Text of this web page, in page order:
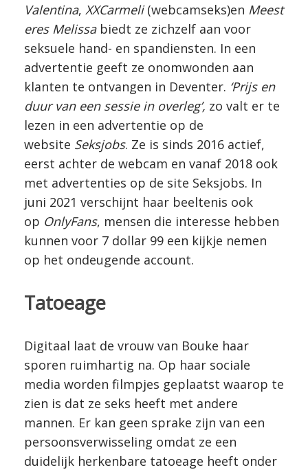
Valentina, XXCarmeli(webcamseks)en Meest
eres Melissabiedt ze zichzelf aan voor
seksuele hand- en spandiensten. In een
advertentie geeft ze onomwonden aan
klanten te ontvangen in Deventer. ‘Prijs en
duur van een sessie in overleg’, zo valt er te
lezen in een advertentie op de
website Seksjobs. Ze is sinds 2016 actief,
eerst achter de webcam en vanaf 2018 ook
met advertenties op de site Seksjobs. In
juni 2021 verschijnt haar beeltenis ook
op OnlyFans, mensen die interesse hebben
kunnen voor 7 dollar 99 een kijkje nemen
op het ondeugende account.
Tatoeage
Digitaal laat de vrouw van Bouke haar
sporen ruimhartig na. Op haar sociale
media worden filmpjes geplaatst waarop te
zien is dat ze seks heeft met andere
mannen. Er kan geen sprake zijn van een
persoonsverwisseling omdat ze een
duidelijk herkenbare tatoeage heeft onder